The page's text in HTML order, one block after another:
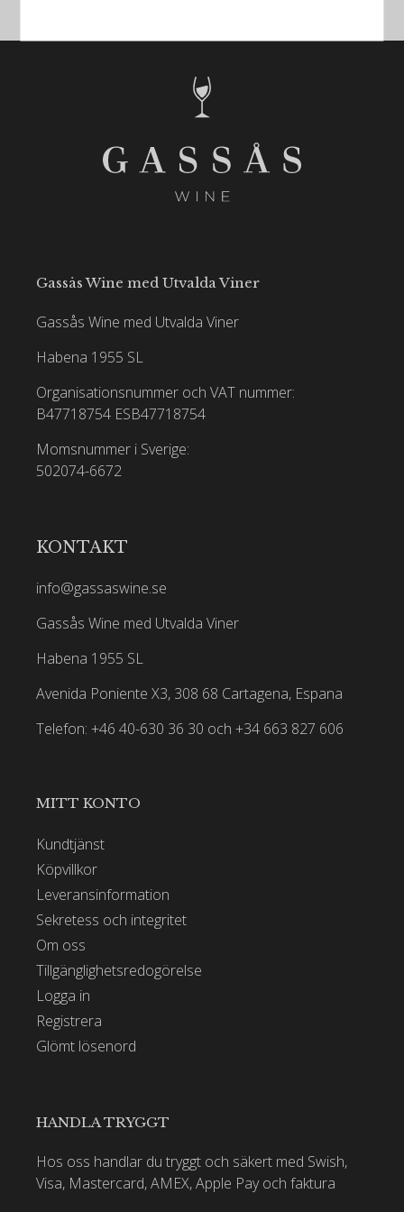
viner med en anmärkningsvärd fyllighet och mjukhet.
Gassås Wine med Utvalda Viner
Gassås Wine med Utvalda Viner
Habena 1955 SL
Organisationsnummer och VAT nummer:
B47718754 ESB47718754
Momsnummer i Sverige:
502074-6672
KONTAKT
info@gassaswine.se
Gassås Wine med Utvalda Viner
Habena 1955 SL
Avenida Poniente X3, 308 68 Cartagena, Espana
Telefon: +46 40-630 36 30 och +34 663 827 606
MITT KONTO
Kundtjänst
Köpvillkor
Leveransinformation
Sekretess och integritet
Om oss
Tillgänglighetsredogörelse
Logga in
Registrera
Glömt lösenord
HANDLA TRYGGT
Hos oss handlar du tryggt och säkert med Swish,
Visa, Mastercard, AMEX, Apple Pay och faktura